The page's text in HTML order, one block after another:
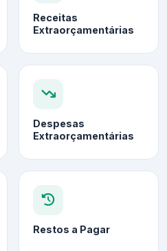
Receitas
Extraorçamentárias
Despesas
Extraorçamentárias
Restos a Pagar